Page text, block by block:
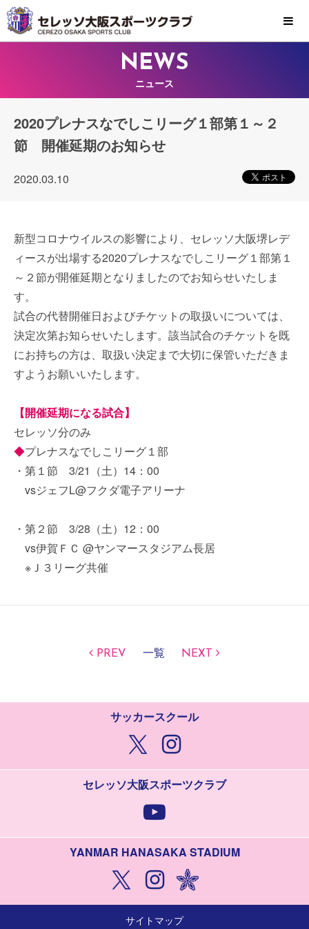
MENU
NEWS
ニュース
2020プレナスなでしこリーグ１部第１～２
節 開催延期のお知らせ
2020.03.10
新型コロナウイルスの影響により、セレッソ大阪堺レデ
ィースが出場する2020プレナスなでしこリーグ１部第１
～２節が開催延期となりましたのでお知らせいたしま
す。
試合の代替開催日およびチケットの取扱いについては、
決定次第お知らせいたします。該当試合のチケットを既
にお持ちの方は、取扱い決定まで大切に保管いただきま
すようお願いいたします。
【開催延期になる試合】
セレッソ分のみ
◆プレナスなでしこリーグ１部
・第１節 3/21（土）14：00
vsジェフL@フクダ電子アリーナ
・第２節 3/28（土）12：00
vs伊賀ＦＣ @ヤンマースタジアム長居
※Ｊ３リーグ共催
PREV 一覧 NEXT
サッカースクール
セレッソ大阪スポーツクラブ
YANMAR HANASAKA STADIUM
サイトマップ